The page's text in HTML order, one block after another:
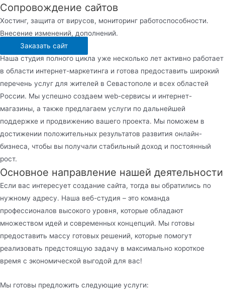
Сопровождение сайтов
Хостинг, защита от вирусов, мониторинг работоспособности.
Внесение изменений, дополнений.
Заказать сайт
Наша студия полного цикла уже несколько лет активно работает
в области интернет-маркетинга и готова предоставить широкий
перечень услуг для жителей в Севастополе и всех областей
России. Мы успешно создаем web-сервисы и интернет-
магазины, а также предлагаем услуги по дальнейшей
поддержке и продвижению вашего проекта. Мы поможем в
достижении положительных результатов развития онлайн-
бизнеса, чтобы вы получали стабильный доход и постоянный
рост.
Основное направление нашей деятельности
Если вас интересует создание сайта, тогда вы обратились по
нужному адресу. Наша веб-студия – это команда
профессионалов высокого уровня, которые обладают
множеством идей и современных концепций. Мы готовы
предоставить массу готовых решений, которые помогут
реализовать предстоящую задачу в максимально короткое
время с экономической выгодой для вас!
Мы готовы предложить следующие услуги: